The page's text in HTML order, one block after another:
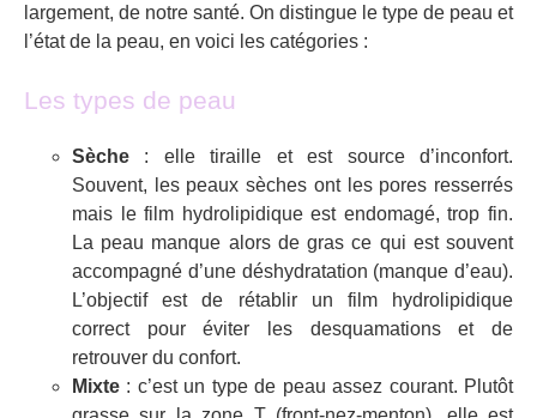
largement, de notre santé. On distingue le type de peau et
l’état de la peau, en voici les catégories :
Les types de peau
Sèche : elle tiraille et est source d’inconfort.
Souvent, les peaux sèches ont les pores resserrés
mais le film hydrolipidique est endomagé, trop fin.
La peau manque alors de gras ce qui est souvent
accompagné d’une déshydratation (manque d’eau).
L’objectif est de rétablir un film hydrolipidique
correct pour éviter les desquamations et de
retrouver du confort.
Mixte : c’est un type de peau assez courant. Plutôt